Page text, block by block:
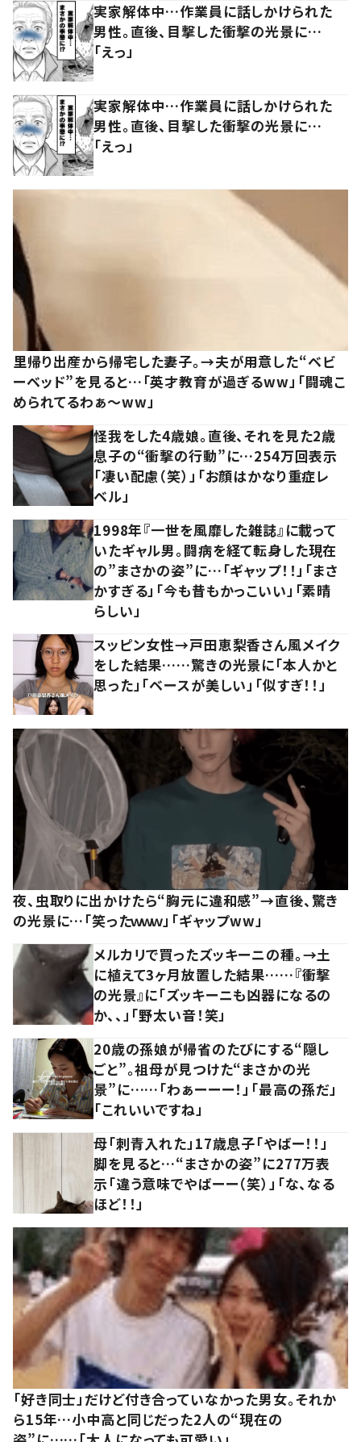
実家解体中…作業員に話しかけられた
男性。直後、目撃した衝撃の光景に…
「えっ」
実家解体中…作業員に話しかけられた
男性。直後、目撃した衝撃の光景に…
「えっ」
里帰り出産から帰宅した妻子。→夫が用意した“ベビ
ーベッド”を見ると…「英才教育が過ぎるww」「闘魂こ
められてるわぁ～ww」
怪我をした4歳娘。直後、それを見た2歳
息子の“衝撃の行動”に…254万回表示
「凄い配慮（笑）」「お顔はかなり重症レ
ベル」
1998年『一世を風靡した雑誌』に載って
いたギャル男。闘病を経て転身した現在
の”まさかの姿”に…「ギャップ！！」「まさ
かすぎる」「今も昔もかっこいい」「素晴
らしい」
スッピン女性→戸田恵梨香さん風メイク
をした結果……驚きの光景に「本人かと
思った」「ベースが美しい」「似すぎ！！」
夜、虫取りに出かけたら“胸元に違和感”→直後、驚き
の光景に…「笑ったｗｗｗ」「ギャップww」
メルカリで買ったズッキーニの種。→土
に植えて3ヶ月放置した結果……『衝撃
の光景』に「ズッキーニも凶器になるの
か、、」「野太い音！笑」
20歳の孫娘が帰省のたびにする“隠し
ごと”。祖母が見つけた“まさかの光
景”に……「わぁーーー！」「最高の孫だ」
「これいいですね」
母「刺青入れた」17歳息子「やばー！！」
脚を見ると…“まさかの姿”に277万表
示「違う意味でやばーー（笑）」「な、なる
ほど！！」
「好き同士」だけど付き合っていなかった男女。それか
ら15年…小中高と同じだった2人の“現在の